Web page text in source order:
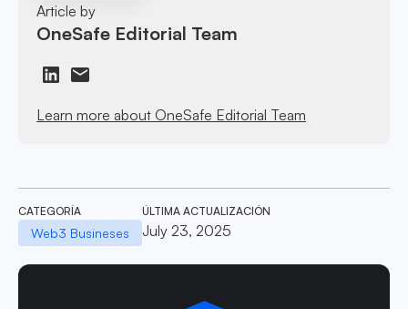
Article by
OneSafe Editorial Team
Learn more about OneSafe Editorial Team
CATEGORÍA
Web3 Busineses
ÚLTIMA ACTUALIZACIÓN
July 23, 2025